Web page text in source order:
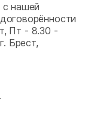
с нашей
Пт - 8.30 -
Брест,